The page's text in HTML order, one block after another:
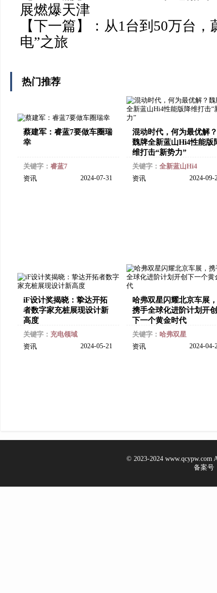
展燃爆天津
【下一篇】： 从1台到50万台，
电”之旅
热门推荐
蔡建军：睿蓝7要做车圈瑞
幸
关键字： 睿蓝7
资讯
2024-07-31
混动时代，何为最优解？
魏牌全新蓝山Hi4性能版
维打击“新势力”
关键字： 全新蓝山Hi4
资讯
2024-
iF设计奖揭晓：挚达开拓
者数字家充桩展现设计新
高度
关键字： 充电领域
资讯
2024-05-21
哈弗双星闪耀北京车展，
携手全球化进阶计划开创
下一个黄金时代
关键字： 哈弗双星
资讯
2024-
© 2023-2024 www.qcypw.com
备案号